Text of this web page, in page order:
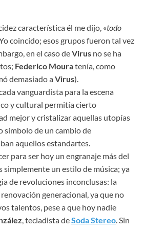
característica él me dijo, «todo
Yo coincido; esos grupos fueron tal vez
en el caso deVirus no se ha
Federico Mouratenía, como
demasiado aVirus).
vanguardista para la escena
y cultural permitía cierto
mejor y cristalizar aquellas utopías
símbolo de un cambio de
aquellos estandartes.
para ser hoy un engranaje más del
un estilo de música; ya
de revoluciones inconclusas: la
generacional, ya que no
talentos, pese a que hoy nadie
, tecladista deSoda Stereo. Sin